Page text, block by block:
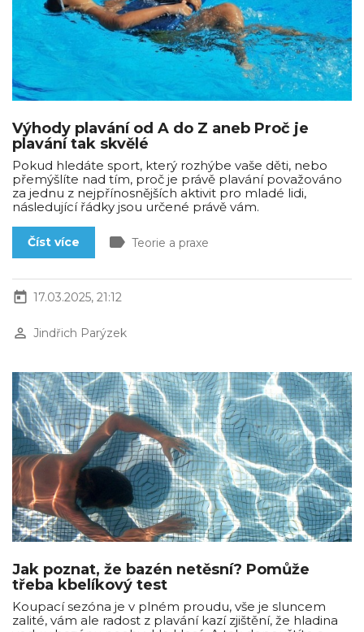
Výhody plavání od A do Z aneb Proč je
plavání tak skvělé
Pokud hledáte sport, který rozhýbe vaše děti, nebo
přemýšlíte nad tím, proč je právě plavání považováno
za jednu z nejpřínosnějších aktivit pro mladé lidi,
následující řádky jsou určené právě vám.
Číst více label Teorie a praxe
today 17.03.2025, 21:12
perm_identity Jindřich Parýzek
Jak poznat, že bazén netěsní? Pomůže
třeba kbelíkový test
Koupací sezóna je v plném proudu, vše je sluncem
zalité, vám ale radost z plavání kazí zjištění, že hladina